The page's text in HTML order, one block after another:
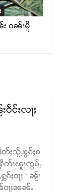
ဝၼ်းမိူ
င်းလႃႈ
ႈသႂ်ႇၶွၵ်ႈၶ
တ်းၽူႈၸွပ်ႇ
ဝႃႈ “ ၼႂ်း
ဝႃႈၼၼ်ႉ